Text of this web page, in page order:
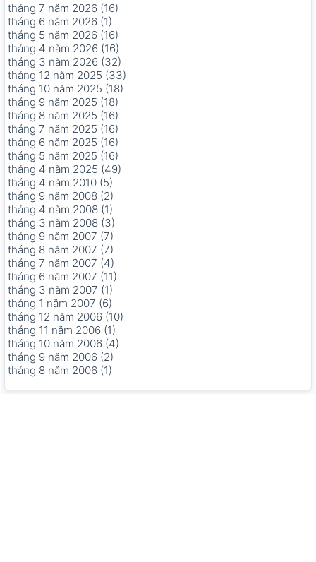
tháng 7 năm 2026 (16)
tháng 6 năm 2026 (1)
tháng 5 năm 2026 (16)
tháng 4 năm 2026 (16)
tháng 3 năm 2026 (32)
tháng 12 năm 2025 (33)
tháng 10 năm 2025 (18)
tháng 9 năm 2025 (18)
tháng 8 năm 2025 (16)
tháng 7 năm 2025 (16)
tháng 6 năm 2025 (16)
tháng 5 năm 2025 (16)
tháng 4 năm 2025 (49)
tháng 4 năm 2010 (5)
tháng 9 năm 2008 (2)
tháng 4 năm 2008 (1)
tháng 3 năm 2008 (3)
tháng 9 năm 2007 (7)
tháng 8 năm 2007 (7)
tháng 7 năm 2007 (4)
tháng 6 năm 2007 (11)
tháng 3 năm 2007 (1)
tháng 1 năm 2007 (6)
tháng 12 năm 2006 (10)
tháng 11 năm 2006 (1)
tháng 10 năm 2006 (4)
tháng 9 năm 2006 (2)
tháng 8 năm 2006 (1)